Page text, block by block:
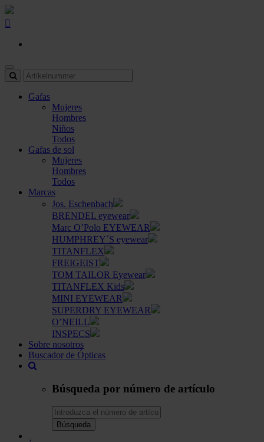
Gafas
Mujeres
Hombres
Niños
Todos
Gafas de sol
Mujeres
Hombres
Todos
Marcas
Jos. Eschenbach
BRENDEL eyewear
Marc O’Polo EYEWEAR
HUMPHREY´S eyewear
TITANFLEX
FREIGEIST
TOM TAILOR Eyewear
TITANFLEX Kids
MINI EYEWEAR
SUPERDRY EYEWEAR
O’NEILL
INSPECS
Sobre nosotros
Buscador de Ópticas
Búsqueda por número de artículo
Búsqueda